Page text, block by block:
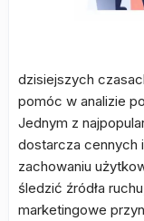
dzisiejszych
pomóc w analizie
Jednym z
dostarcza cennych
zachowaniu
śledzić źródła
marketingowe